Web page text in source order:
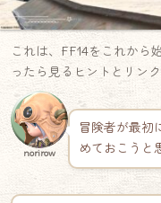
これは、FF14をこれから
ったら見るヒントとリンク
norirow
冒険者が最初
めておこうと